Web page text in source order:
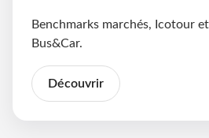
Benchmarks marchés, Icotour
Bus&Car.
Découvrir